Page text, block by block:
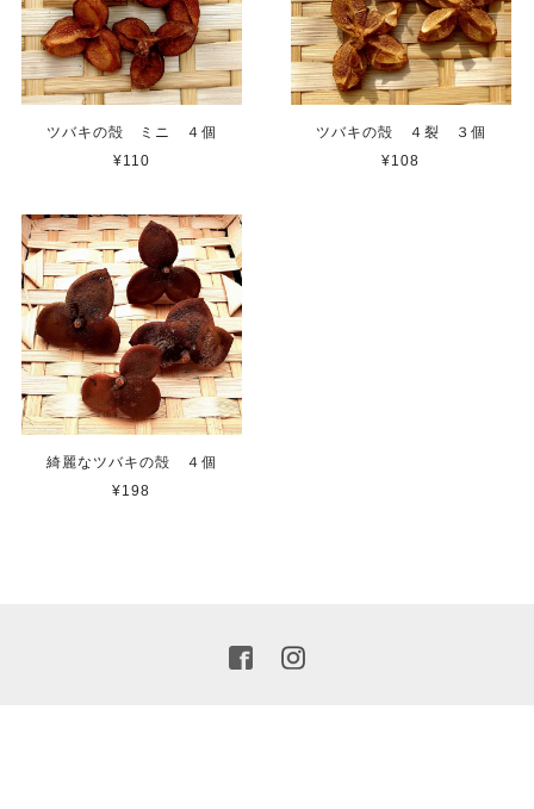
ツバキの殻 ミニ ４個
¥110
ツバキの殻 ４裂 ３個
¥108
綺麗なツバキの殻 ４個
¥198